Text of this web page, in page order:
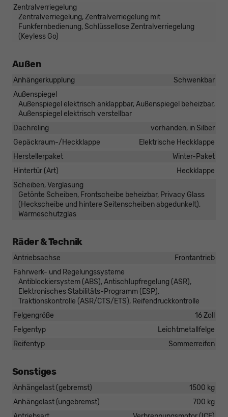
Zentralverriegelung
Zentralverriegelung, Zentralverriegelung mit
Funkfernbedienung, Schlüssellose Zentralverriegelung
(Keyless Go)
Außen
Anhängerkupplung
Schwenkbar
Außenspiegel
Außenspiegel elektrisch anklappbar, Außenspiegel beheizbar,
Außenspiegel elektrisch verstellbar
Dachreling
vorhanden, in Silber
Gepäckraum-/Heckklappe
Elektrische Heckklappe
Herstellerpaket
Winter-Paket
Hintertür (Art)
Heckklappe
Scheiben, Verglasung
Getönte Scheiben, Frontscheibe beheizbar, Privacy Glass
(Heckscheibe und hintere Seitenscheiben abgedunkelt),
Wärmeschutzglas
Räder & Technik
Antriebsachse
Frontantrieb
Fahrwerk- und Regelungssysteme
Antiblockiersystem (ABS), Antischlupfregelung (ASR),
Elektronisches Stabilitäts-Programm (ESP),
Traktionskontrolle (ASR/CTS/ETS), Reifendruckkontrolle
Felgengröße
16 Zoll
Felgentyp
Leichtmetallfelge
Reifentyp
Sommerreifen
Sonstiges
Anhängelast (gebremst)
1500 kg
Anhängelast (ungebremst)
700 kg